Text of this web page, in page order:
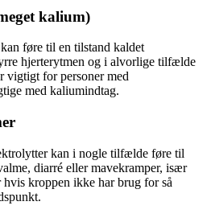
kalium)
føre til en tilstand kaldet
hjerterytmen og i alvorlige tilfælde
vigtigt for personer med
med kaliumindtag.
kan i nogle tilfælde føre til
diarré eller mavekramper, især
kroppen ikke har brug for så